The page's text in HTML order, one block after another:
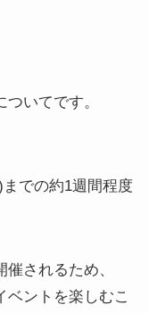
ついてです。
での約1週間程度
されるため、
ベントを楽しむこ